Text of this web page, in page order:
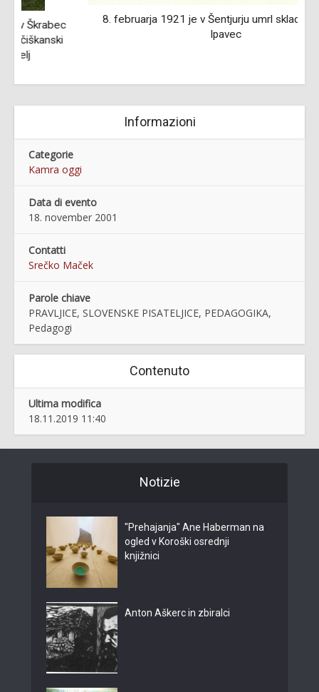
8. februarja 1921 je v Šentjurju umrl skladatelj Josip
Informazioni
Categorie
Kamra oggi
Data di evento
18. november 2001
Contatti
Srečko Maček
Parole chiave
PRAVLJICE, SLOVENSKE PISATELJICE, PEDAGOGIKA,
Pedagogi
Contenuto
Ultima modifica
18.11.2019 11:40
Notizie
"Prehajanja" Ane Haberman na
ogled v Koroški osrednji
knjižnici
Anton Aškerc in zbiralci